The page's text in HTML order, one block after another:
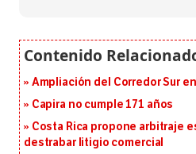
Ampliación del Corredor Sur
Capira no cumple 171 años
Costa Rica propone arbitraje
destrabar litigio comercial